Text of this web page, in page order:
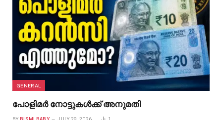
GENERAL
പോളിമർ നോട്ടുകൾക്ക് അനുമതി